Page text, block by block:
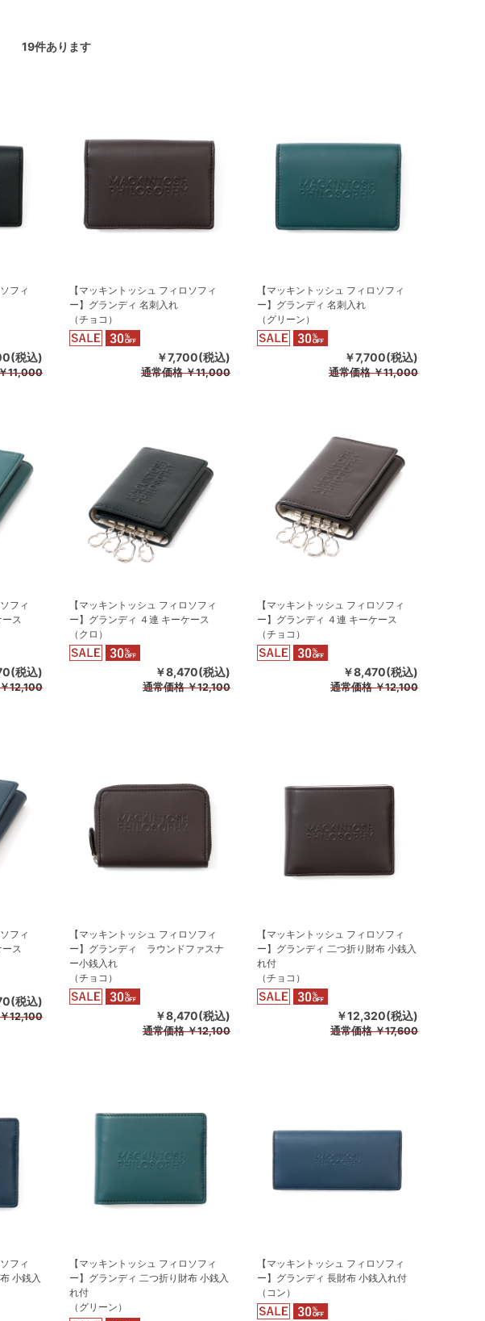
19件あります
フィ
税込)
11,000
【マッキントッシュ フィロソフィ
ー】グランディ 名刺入れ
（チョコ）
￥7,700(税込)
通常価格￥11,000
【マッキントッシュ フィロソフィ
ー】グランディ 名刺入れ
（グリーン）
￥7,700(税込)
通常価格￥11,000
フィ
ス
税込)
12,100
【マッキントッシュ フィロソフィ
ー】グランディ ４連 キーケース
（クロ）
￥8,470(税込)
通常価格￥12,100
【マッキントッシュ フィロソフィ
ー】グランディ ４連 キーケース
（チョコ）
￥8,470(税込)
通常価格￥12,100
フィ
ス
税込)
12,100
【マッキントッシュ フィロソフィ
ー】グランディ ラウンドファスナ
ー小銭入れ
（チョコ）
￥8,470(税込)
通常価格￥12,100
【マッキントッシュ フィロソフィ
ー】グランディ 二つ折り財布 小銭入
れ付
（チョコ）
￥12,320(税込)
通常価格￥17,600
フィ
小銭入
【マッキントッシュ フィロソフィ
ー】グランディ 二つ折り財布 小銭入
れ付
（グリーン）
【マッキントッシュ フィロソフィ
ー】グランディ 長財布 小銭入れ付
（コン）